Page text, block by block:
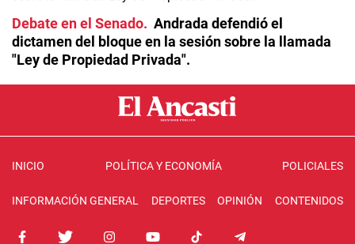
Debate en el Senado
Andrada defendió el
dictamen del bloque en la sesión sobre la llamada
"Ley de Propiedad Privada".
INICIO POLÍTICA Y ECONOMÍA POLICIALES
INFORMACIÓN GENERAL DEPORTES OPINIÓN CONTENIDOS